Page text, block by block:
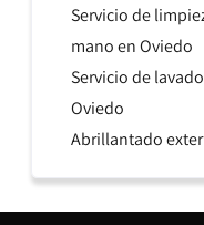
Servicio de
mano en Oviedo
Servicio de
Oviedo
Abrillantado